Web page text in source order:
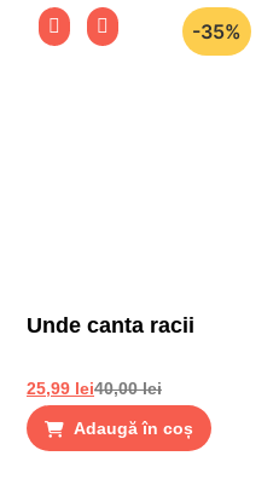
-35%
Unde canta racii
40,00lei
25,99 lei
Adaugă în coș